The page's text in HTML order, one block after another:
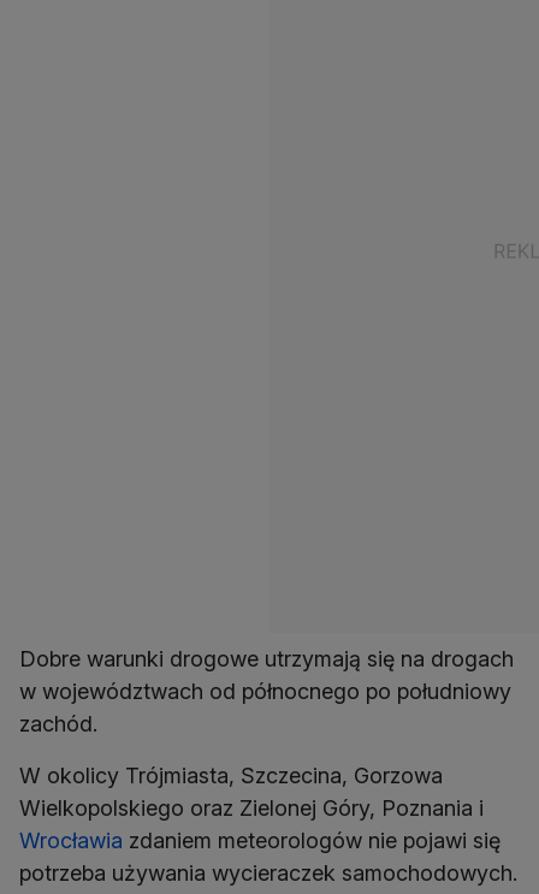
Dobre warunki drogowe utrzymają się na drogach
w województwach od północnego po południowy
zachód.
W okolicy Trójmiasta, Szczecina, Gorzowa
Wielkopolskiego oraz Zielonej Góry, Poznania i
Wrocławia zdaniem meteorologów nie pojawi się
potrzeba używania wycieraczek samochodowych.